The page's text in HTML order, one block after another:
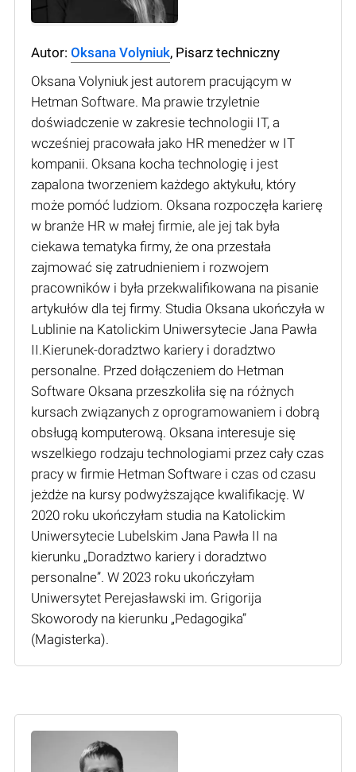
Autor: Oksana Volyniuk, Pisarz techniczny
Oksana Volyniuk jest autorem pracującym w
Hetman Software. Ma prawie trzyletnie
doświadczenie w zakresie technologii IT, a
wcześniej pracowała jako HR menedżer w IT
kompanii. Oksana kocha technologię i jest
zapalona tworzeniem każdego aktykułu, który
może pomóć ludziom. Oksana rozpoczęła karierę
w branże HR w małej firmie, ale jej tak była
ciekawa tematyka firmy, że ona przestała
zajmować się zatrudnieniem i rozwojem
pracowników i była przekwalifikowana na pisanie
artykułów dla tej firmy. Studia Oksana ukończyła w
Lublinie na Katolickim Uniwersytecie Jana Pawła
II.Kierunek-doradztwo kariery i doradztwo
personalne. Przed dołączeniem do Hetman
Software Oksana przeszkoliła się na różnych
kursach związanych z oprogramowaniem i dobrą
obsługą komputerową. Oksana interesuje się
wszelkiego rodzaju technologiami przez cały czas
pracy w firmie Hetman Software i czas od czasu
jeżdże na kursy podwyższające kwalifikację. W
2020 roku ukończyłam studia na Katolickim
Uniwersytecie Lubelskim Jana Pawła II na
kierunku „Doradztwo kariery i doradztwo
personalne”. W 2023 roku ukończyłam
Uniwersytet Perejasławski im. Grigorija
Skoworody na kierunku „Pedagogika”
(Мagisterka).